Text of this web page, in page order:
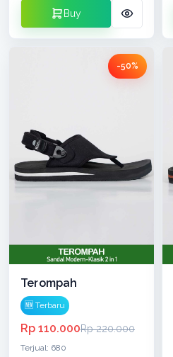
Buy
-50%
Terompah
🆕 Terbaru
Rp 110.000Rp 220.000
Terjual: 680